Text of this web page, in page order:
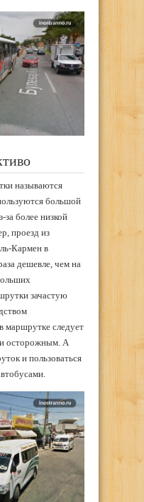
называются
большой
более низкой
проезд из
Кармен в
дешевле, чем на
зачастую
маршрутке следует
осторожным. А
и пользоваться